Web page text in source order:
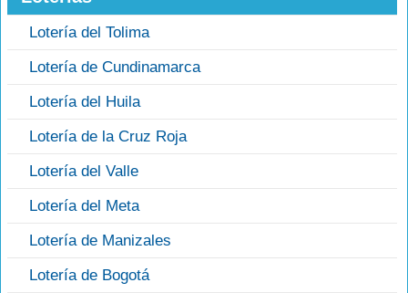
Lotería del Tolima
Lotería de Cundinamarca
Lotería del Huila
Lotería de la Cruz Roja
Lotería del Valle
Lotería del Meta
Lotería de Manizales
Lotería de Bogotá